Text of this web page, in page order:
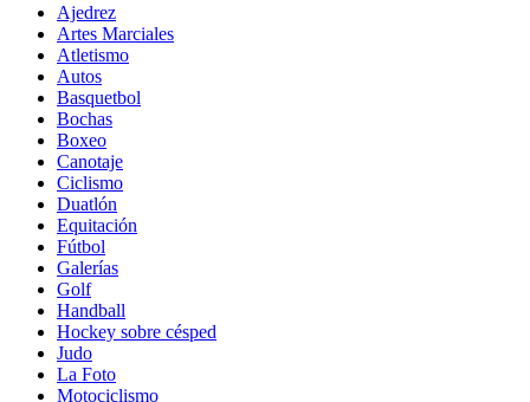
Ajedrez
Artes Marciales
Atletismo
Autos
Basquetbol
Bochas
Boxeo
Canotaje
Ciclismo
Duatlón
Equitación
Fútbol
Galerías
Golf
Handball
Hockey sobre césped
Judo
La Foto
Motociclismo